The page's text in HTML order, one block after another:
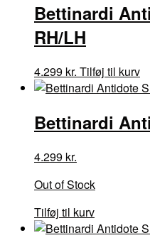
Bettinardi
RH/LH
4.299 kr. Tilføj til kurv
Bettinardi
4.299 kr.
Out of Stock
Tilføj til kurvDette
vare